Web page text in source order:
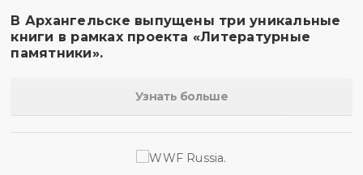
В Архангельске выпущены три уникальные
книги в рамках проекта «Литературные
памятники».
Узнать больше